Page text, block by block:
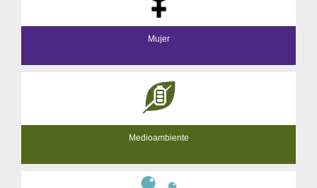
Mujer
Medioambiente